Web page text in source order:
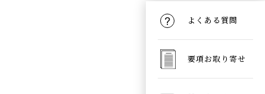
よくある質問
要項お取り寄せ